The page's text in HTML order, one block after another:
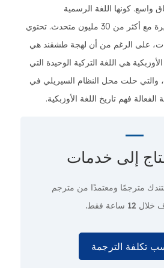
كونها اللغة الرسمية
لأوزبكستان، لها أهمية كبيرة مع أكثر من 30 مليون متحدث. تحتوي
على الرغم من أن لهجة طشقند هي
هي اللغة التركية الوحيدة التي
والتي حلت محل النظام السيريلي في
إلى خدمات
مترجمًا ومعتمدًا من مترجم
خلال 12 ساعة فقط.
تكلفة الترجمة